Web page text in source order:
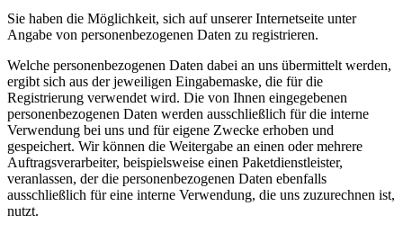
Sie haben die Möglichkeit, sich auf unserer Internetseite unter
Angabe von personenbezogenen Daten zu registrieren.
Welche personenbezogenen Daten dabei an uns übermittelt werden,
ergibt sich aus der jeweiligen Eingabemaske, die für die
Registrierung verwendet wird. Die von Ihnen eingegebenen
personenbezogenen Daten werden ausschließlich für die interne
Verwendung bei uns und für eigene Zwecke erhoben und
gespeichert. Wir können die Weitergabe an einen oder mehrere
Auftragsverarbeiter, beispielsweise einen Paketdienstleister,
veranlassen, der die personenbezogenen Daten ebenfalls
ausschließlich für eine interne Verwendung, die uns zuzurechnen ist,
nutzt.